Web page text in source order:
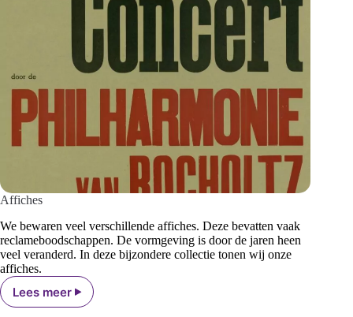
Affiches
We bewaren veel verschillende affiches. Deze bevatten vaak
reclameboodschappen. De vormgeving is door de jaren heen
veel veranderd. In deze bijzondere collectie tonen wij onze
affiches.
Lees meerAffiches